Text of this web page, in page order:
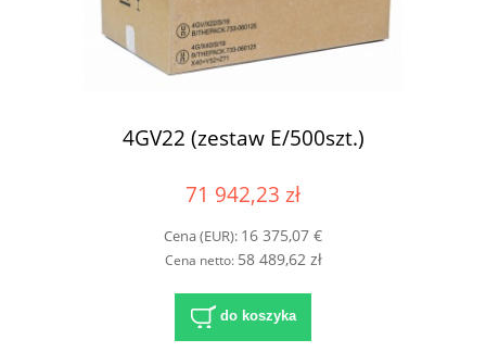
4GV22 (zestaw E/500szt.)
71 942,23 zł
Cena (EUR): 16 375,07 €
Cena netto: 58 489,62 zł
do koszyka